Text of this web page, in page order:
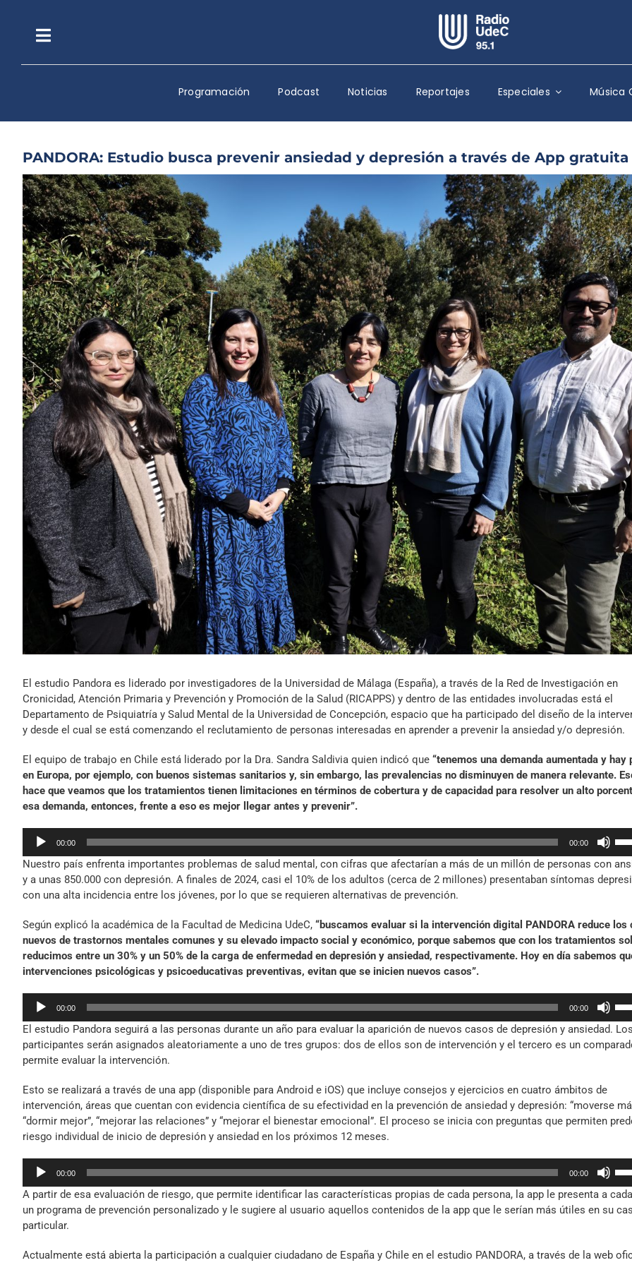
contenidoToggle
Navigation
Escuchar Radio UdeC en vivo
Quiénes Somos
Programación
Podcast
Noticias
Reportajes
Columnas
Música Clásica
Especiales
Archivo Sonoro
Programación Podcast Noticias Reportajes Especiales Música
PANDORA: Estudio busca prevenir ansiedad y depresión a través de App gratuita
Ver
imagen
más
grande
El estudio Pandora es liderado por investigadores de la Universidad de Málaga (España), a través de la Red de Investigación en
Cronicidad, Atención Primaria y Prevención y Promoción de la Salud (RICAPPS) y dentro de las entidades involucradas está el
Departamento de Psiquiatría y Salud Mental de la Universidad de Concepción, espacio que ha participado del diseño de la
y desde el cual se está comenzando el reclutamiento de personas interesadas en aprender a prevenir la ansiedad y/o depresión.
El equipo de trabajo en Chile está liderado por la Dra. Sandra Saldivia quien indicó que “tenemos una demanda aumentada y hay
en Europa, por ejemplo, con buenos sistemas sanitarios y, sin embargo, las prevalencias no disminuyen de manera relevante.
hace que veamos que los tratamientos tienen limitaciones en términos de cobertura y de capacidad para resolver un alto
esa demanda, entonces, frente a eso es mejor llegar antes y prevenir”.
Reproductor
audio
00:00 00:00
de
o
Nuestro país enfrenta importantes problemas de salud mental, con cifras que afectarían a más de un millón de personas con
y a unas 850.000 con depresión. A finales de 2024, casi el 10% de los adultos (cerca de 2 millones) presentaban síntomas
con una alta incidencia entre los jóvenes, por lo que se requieren alternativas de prevención.
Según explicó la académica de la Facultad de Medicina UdeC, “buscamos evaluar si la intervención digital PANDORA reduce los
nuevos de trastornos mentales comunes y su elevado impacto social y económico, porque sabemos que con los tratamientos
reducimos entre un 30% y un 50% de la carga de enfermedad en depresión y ansiedad, respectivamente. Hoy en día sabemos
intervenciones psicológicas y psicoeducativas preventivas, evitan que se inicien nuevos casos”.
Reproductor
audio
00:00 00:00
de
o
El estudio Pandora seguirá a las personas durante un año para evaluar la aparición de nuevos casos de depresión y ansiedad. Los
participantes serán asignados aleatoriamente a uno de tres grupos: dos de ellos son de intervención y el tercero es un
permite evaluar la intervención.
Esto se realizará a través de una app (disponible para Android e iOS) que incluye consejos y ejercicios en cuatro ámbitos de
intervención, áreas que cuentan con evidencia científica de su efectividad en la prevención de ansiedad y depresión: “moverse
“dormir mejor”, “mejorar las relaciones” y “mejorar el bienestar emocional”. El proceso se inicia con preguntas que permiten
riesgo individual de inicio de depresión y ansiedad en los próximos 12 meses.
Reproductor
audio
00:00 00:00
de
A partir de esa evaluación de riesgo, que permite identificar las características propias de cada persona, la app le presenta a
un programa de prevención personalizado y le sugiere al usuario aquellos contenidos de la app que le serían más útiles en su
particular.
Actualmente está abierta la participación a cualquier ciudadano de España y Chile en el estudio PANDORA, a través de la web